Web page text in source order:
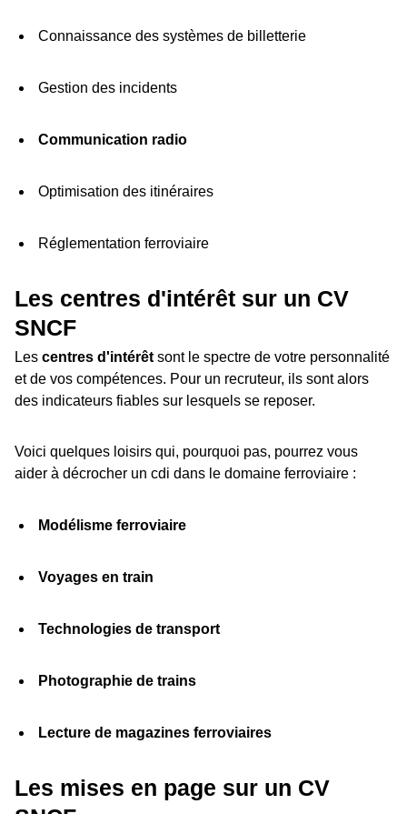
Connaissance des systèmes de billetterie
Gestion des incidents
Communication radio
Optimisation des itinéraires
Réglementation ferroviaire
Les centres d'intérêt sur un CV
SNCF
Les centres d'intérêt sont le spectre de votre personnalité
et de vos compétences. Pour un recruteur, ils sont alors
des indicateurs fiables sur lesquels se reposer.
Voici quelques loisirs qui, pourquoi pas, pourrez vous
aider à décrocher un cdi dans le domaine ferroviaire :
Modélisme ferroviaire
Voyages en train
Technologies de transport
Photographie de trains
Lecture de magazines ferroviaires
Les mises en page sur un CV